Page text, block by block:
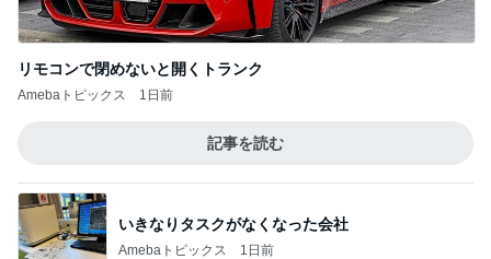
リモコンで閉めないと開くトランク
Amebaトピックス 1日前
記事を読む
いきなりタスクがなくなった会社
Amebaトピックス 1日前